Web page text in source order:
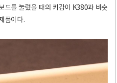
드를 눌렀을 때의 키감이 K380과 비슷
품이다.